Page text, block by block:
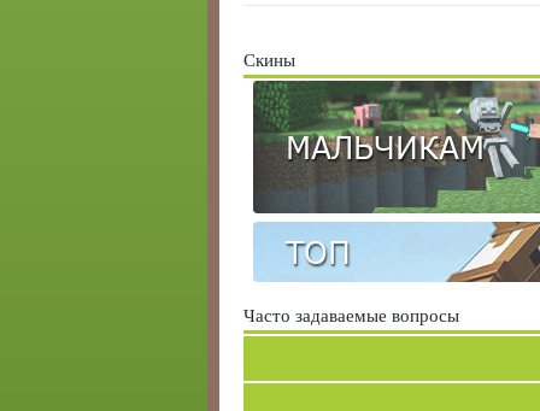
Скины
МАЛЬЧИКАМ
ТОП
Часто задаваемые вопросы